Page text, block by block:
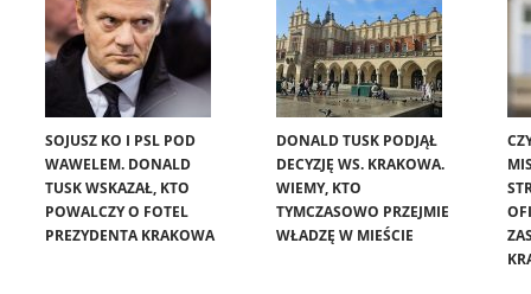
SOJUSZ KO I PSL POD
WAWELEM. DONALD
TUSK WSKAZAŁ, KTO
POWALCZY O FOTEL
PREZYDENTA KRAKOWA
DONALD TUSK PODJĄŁ
DECYZJĘ WS. KRAKOWA.
WIEMY, KTO
TYMCZASOWO PRZEJMIE
WŁADZĘ W MIEŚCIE